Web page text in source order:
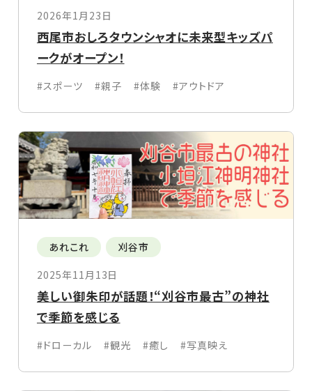
2026年1月23日
西尾市おしろタウンシャオに未来型キッズパ
ークがオープン！
#スポーツ #親子 #体験 #アウトドア
あれこれ
刈谷市
2025年11月13日
美しい御朱印が話題！“刈谷市最古”の神社
で季節を感じる
#ドローカル #観光 #癒し #写真映え